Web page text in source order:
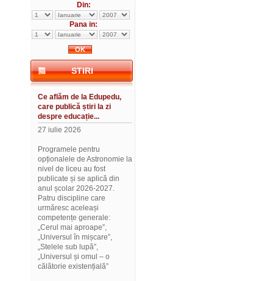
Din:
Pana in:
STIRI
Ce aflăm de la Edupedu,
care publică știri la zi
despre educație...
27 iulie 2026
Programele pentru
opționalele de Astronomie la
nivel de liceu au fost
publicate și se aplică din
anul școlar 2026-2027.
Patru discipline care
urmăresc aceleași
competențe generale:
„Cerul mai aproape”,
„Universul în mișcare”,
„Stelele sub lupă”,
„Universul și omul – o
călătorie existențială”